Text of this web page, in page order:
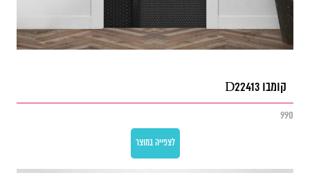
קומבו D22413
990
לצפייה במוצר